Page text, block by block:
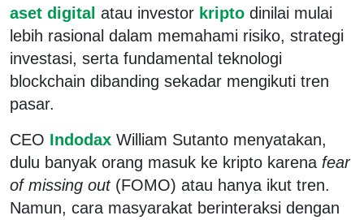
aset digital atau investor kripto dinilai mulai
lebih rasional dalam memahami risiko, strategi
investasi, serta fundamental teknologi
blockchain dibanding sekadar mengikuti tren
pasar.
CEO Indodax William Sutanto menyatakan,
dulu banyak orang masuk ke kripto karena fear
of missing out(FOMO) atau hanya ikut tren.
Namun, cara masyarakat berinteraksi dengan